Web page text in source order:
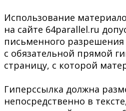
Использование
на сайте 64parallel.ru
письменного разрешения
с обязательной прямой
страницу, с которой
Гиперссылка должна
непосредственно в